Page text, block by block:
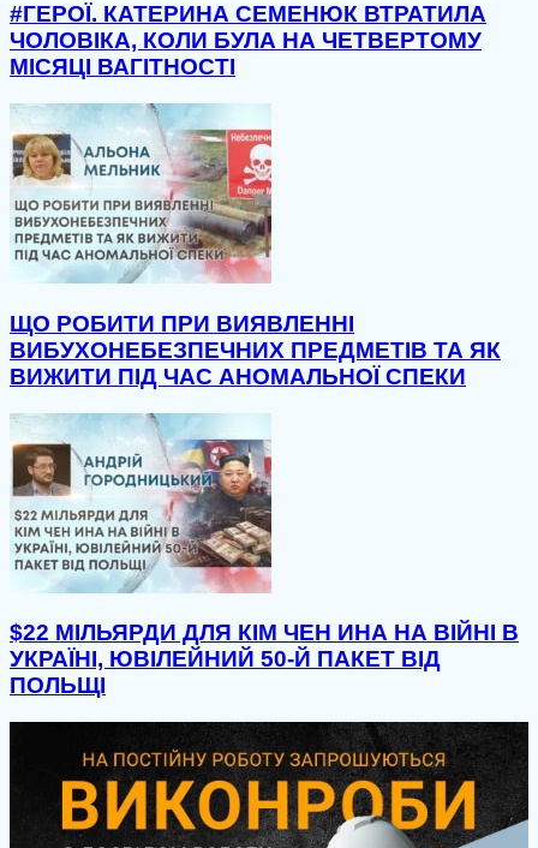
#ГЕРОЇ. КАТЕРИНА СЕМЕНЮК ВТРАТИЛА
ЧОЛОВІКА, КОЛИ БУЛА НА ЧЕТВЕРТОМУ
МІСЯЦІ ВАГІТНОСТІ
ЩО РОБИТИ ПРИ ВИЯВЛЕННІ
ВИБУХОНЕБЕЗПЕЧНИХ ПРЕДМЕТІВ ТА ЯК
ВИЖИТИ ПІД ЧАС АНОМАЛЬНОЇ СПЕКИ
$22 МІЛЬЯРДИ ДЛЯ КІМ ЧЕН ИНА НА ВІЙНІ В
УКРАЇНІ, ЮВІЛЕЙНИЙ 50-Й ПАКЕТ ВІД
ПОЛЬЩІ